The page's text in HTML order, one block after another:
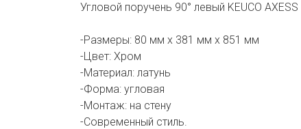
Угловой поручень 90° левый KEUCO
-Размеры: 80 мм х 381 мм х 851 мм
-Цвет: Хром
-Материал: латунь
-Форма: угловая
-Монтаж: на стену
-Современный стиль.